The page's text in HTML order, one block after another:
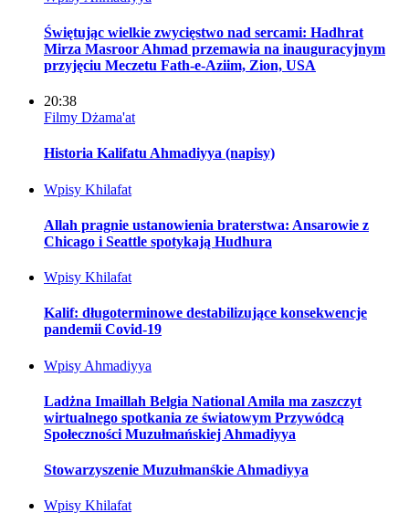
Świętując wielkie zwycięstwo nad sercami: Hadhrat
Mirza Masroor Ahmad przemawia na inauguracyjnym
przyjęciu Meczetu Fath-e-Aziim, Zion, USA
20:38
Filmy Dżama'at
Historia Kalifatu Ahmadiyya (napisy)
Wpisy Khilafat
Allah pragnie ustanowienia braterstwa: Ansarowie z
Chicago i Seattle spotykają Hudhura
Wpisy Khilafat
Kalif: długoterminowe destabilizujące konsekwencje
pandemii Covid-19
Wpisy Ahmadiyya
Ladżna Imaillah Belgia National Amila ma zaszczyt
wirtualnego spotkania ze światowym Przywódcą
Społeczności Muzułmańskiej Ahmadiyya
Stowarzyszenie Muzułmanśkie Ahmadiyya
Wpisy Khilafat